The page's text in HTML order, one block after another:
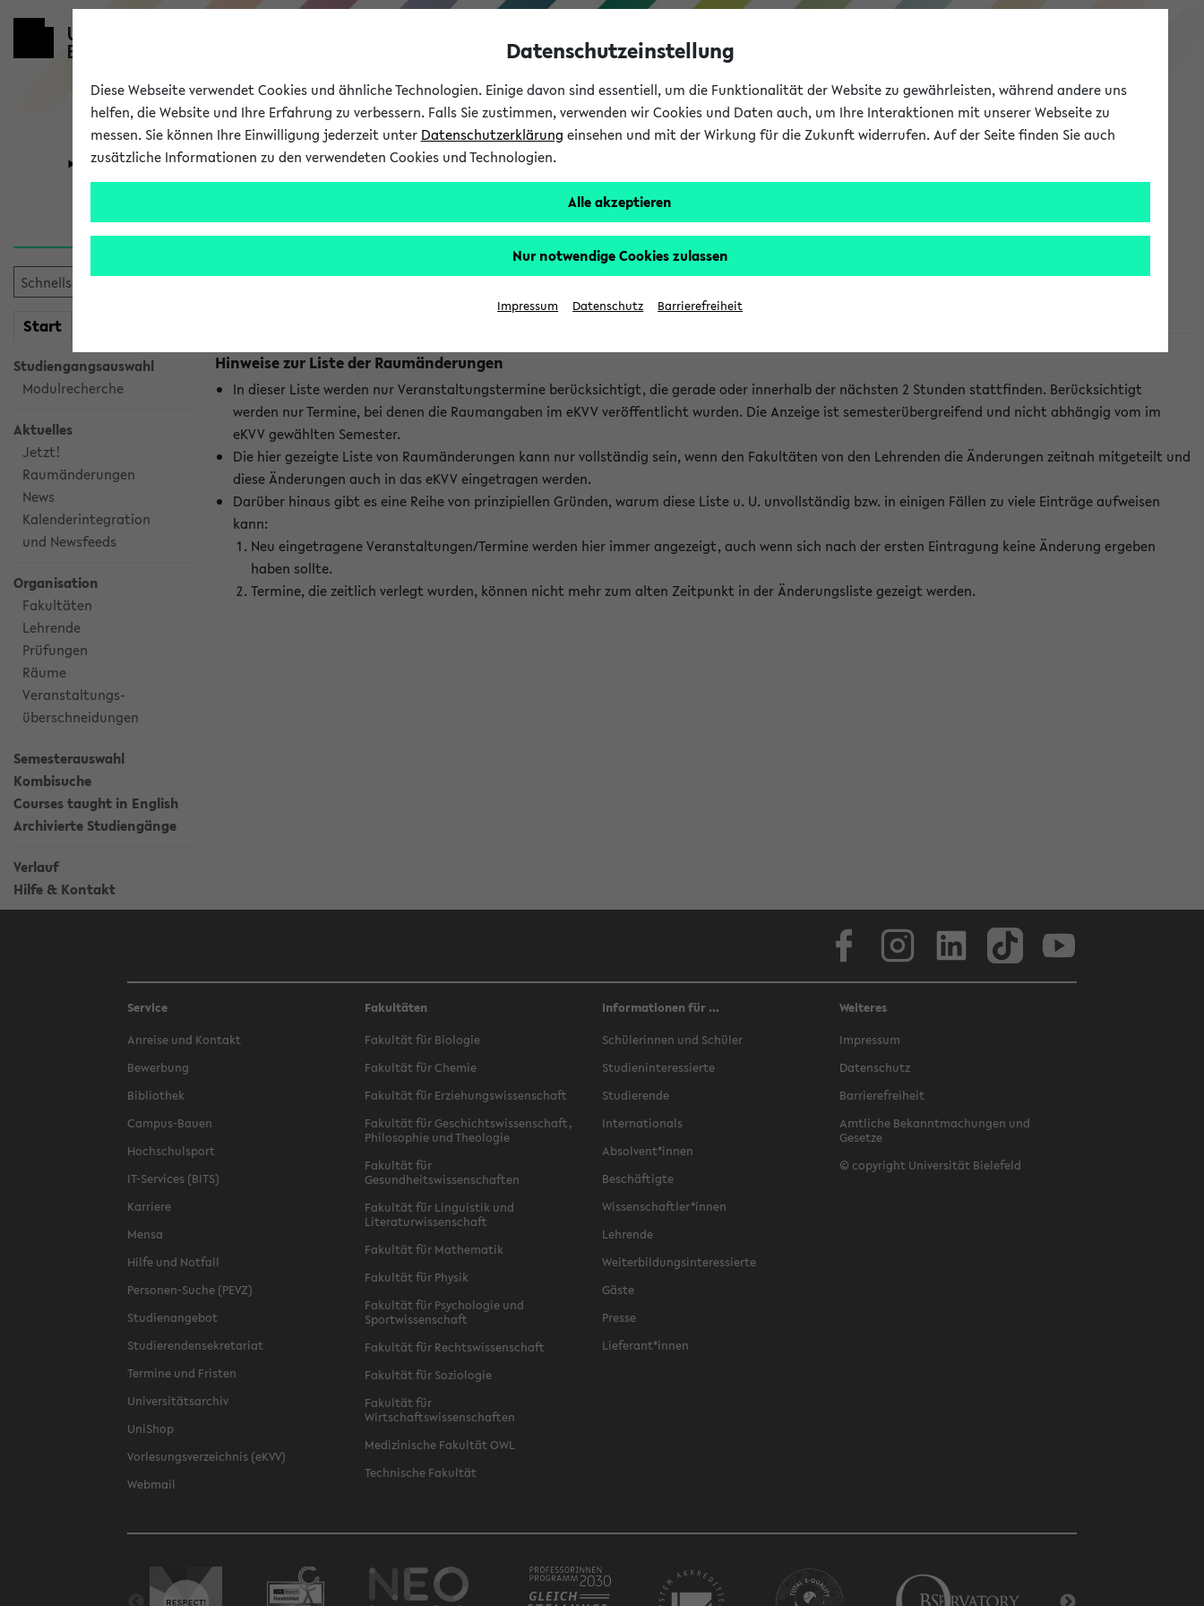
eKVV
Universität Forschung Studium
Start
Studiengangsauswahl
Modulrecherche
Aktuelles
Jetzt!
Raumänderungen
News
Kalenderintegration
und Newsfeeds
Organisation
Fakultäten
Lehrende
Prüfungen
Räume
Veranstaltungs-
überschneidungen
Semesterauswahl
Kombisuche
Courses taught in English
Archivierte Studiengänge
Verlauf
Hilfe & Kontakt
Raumänderungen
Hinweise zur Liste der Raumänderungen
In dieser Liste werden nur Veranstaltungstermine berücksichtigt, die gerade oder innerhalb der nächsten 2 Stunden stattfinden. Berücksichtigt
werden nur Termine, bei denen die Raumangaben im eKVV veröffentlicht wurden. Die Anzeige ist semesterübergreifend und nicht abhängig vom im
eKVV gewählten Semester.
Die hier gezeigte Liste von Raumänderungen kann nur vollständig sein, wenn den Fakultäten von den Lehrenden die Änderungen zeitnah mitgeteilt und
diese Änderungen auch in das eKVV eingetragen werden.
Darüber hinaus gibt es eine Reihe von prinzipiellen Gründen, warum diese Liste u. U. unvollständig bzw. in einigen Fällen zu viele Einträge aufweisen
kann:
Neu eingetragene Veranstaltungen/Termine werden hier immer angezeigt, auch wenn sich nach der ersten Eintragung keine Änderung ergeben
haben sollte.
Termine, die zeitlich verlegt wurden, können nicht mehr zum alten Zeitpunkt in der Änderungsliste gezeigt werden.
Service
Anreise und Kontakt
Bewerbung
Bibliothek
Campus-Bauen
Hochschulsport
IT-Services (BITS)
Karriere
Mensa
Hilfe und Notfall
Personen-Suche (PEVZ)
Studienangebot
Studierendensekretariat
Termine und Fristen
Universitätsarchiv
UniShop
Vorlesungsverzeichnis (eKVV)
Webmail
Fakultäten
Fakultät für Biologie
Fakultät für Chemie
Fakultät für Erziehungswissenschaft
Fakultät für Geschichtswissenschaft,
Philosophie und Theologie
Fakultät für
Gesundheitswissenschaften
Fakultät für Linguistik und
Literaturwissenschaft
Fakultät für Mathematik
Fakultät für Physik
Fakultät für Psychologie und
Sportwissenschaft
Fakultät für Rechtswissenschaft
Fakultät für Soziologie
Fakultät für
Wirtschaftswissenschaften
Medizinische Fakultät OWL
Technische Fakultät
Informationen für ...
Schülerinnen und Schüler
Studieninteressierte
Studierende
Internationals
Absolvent*innen
Beschäftigte
Wissenschaftler*innen
Lehrende
Weiterbildungsinteressierte
Gäste
Presse
Lieferant*innen
Weiteres
Impressum
Datenschutz
Barrierefreiheit
Amtliche Bekanntmachungen und
Gesetze
© copyright Universität Bielefeld
Datenschutzeinstellung
Diese Webseite verwendet Cookies und ähnliche Technologien. Einige davon sind essentiell, um die Funktionalität der Website zu gewährleisten, während andere uns
helfen, die Website und Ihre Erfahrung zu verbessern. Falls Sie zustimmen, verwenden wir Cookies und Daten auch, um Ihre Interaktionen mit unserer Webseite zu
messen. Sie können Ihre Einwilligung jederzeit unter Datenschutzerklärung einsehen und mit der Wirkung für die Zukunft widerrufen. Auf der Seite finden Sie auch
zusätzliche Informationen zu den verwendeten Cookies und Technologien.
Alle akzeptieren
Nur notwendige Cookies zulassen
Impressum Datenschutz Barrierefreiheit